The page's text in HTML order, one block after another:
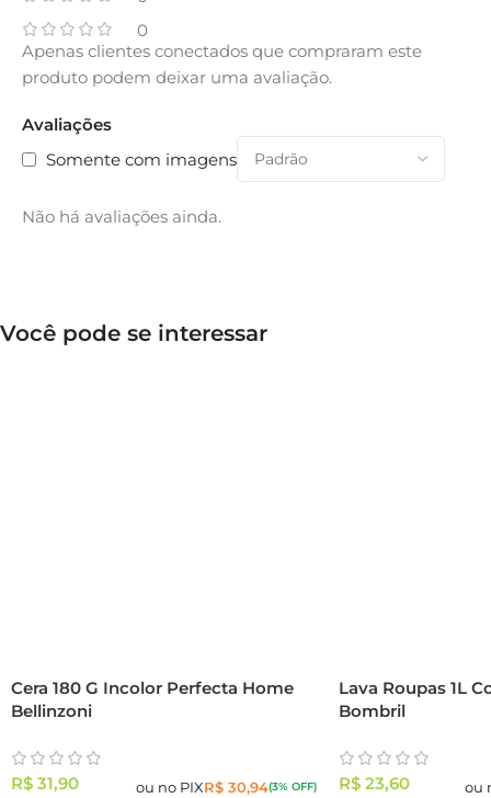
0
Avaliações
Somente com imagens
Não há avaliações ainda.
Apenas clientes conectados que compraram este
produto podem deixar uma avaliação.
Você pode se interessar
Cera 180 G Incolor Perfecta Home
Bellinzoni
R$ 31,90 ou no PIXR$30,94(3% OFF)
Lava Roupas 1L
Bombril
R$23,60 ou